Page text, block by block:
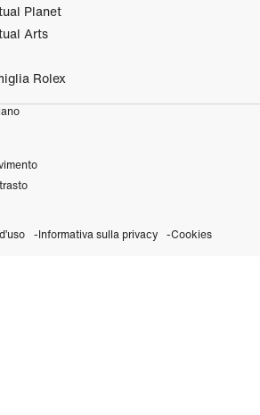
Planet
Arts
Rolex
Informativa sulla privacy Cookies